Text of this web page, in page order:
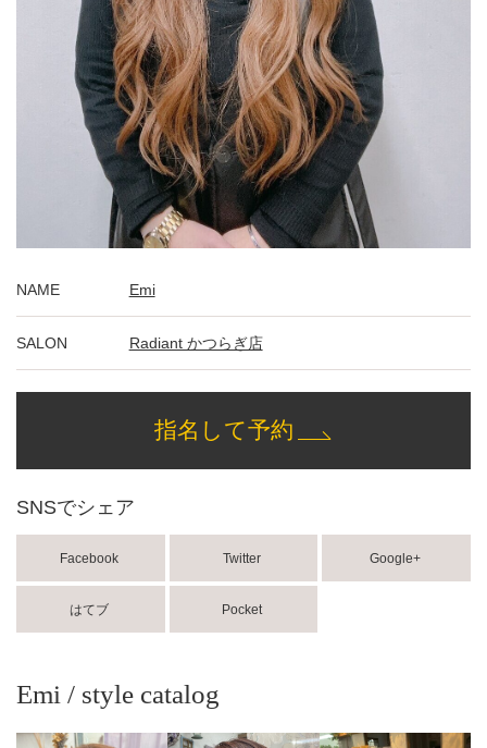
NAME Emi
SALON Radiant かつらぎ店
指名して予約
SNSでシェア
Facebook Twitter Google+
はてブ Pocket
Emi / style catalog